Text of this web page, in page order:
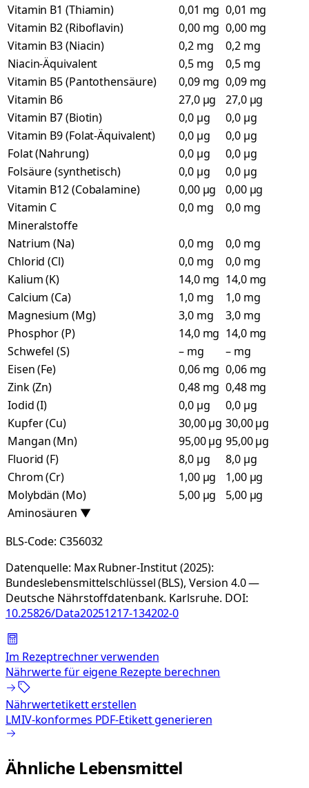
Vitamin B1 (Thiamin)
0,01 mg 0,01 mg
Vitamin B2 (Riboflavin)
0,00 mg 0,00 mg
Vitamin B3 (Niacin)
0,2 mg
0,2 mg
Niacin-Äquivalent
0,5 mg
0,5 mg
Vitamin B5 (Pantothensäure)
0,09 mg 0,09 mg
Vitamin B6
27,0 µg
27,0 µg
Vitamin B7 (Biotin)
0,0 µg
0,0 µg
Vitamin B9 (Folat-Äquivalent)
0,0 µg
0,0 µg
Folat (Nahrung)
0,0 µg
0,0 µg
Folsäure (synthetisch)
0,0 µg
0,0 µg
Vitamin B12 (Cobalamine)
0,00 µg
0,00 µg
Vitamin C
0,0 mg
0,0 mg
Mineralstoffe
Natrium (Na)
0,0 mg
0,0 mg
Chlorid (Cl)
0,0 mg
0,0 mg
Kalium (K)
14,0 mg 14,0 mg
Calcium (Ca)
1,0 mg
1,0 mg
Magnesium (Mg)
3,0 mg
3,0 mg
Phosphor (P)
14,0 mg 14,0 mg
Schwefel (S)
– mg
– mg
Eisen (Fe)
0,06 mg 0,06 mg
Zink (Zn)
0,48 mg 0,48 mg
Iodid (I)
0,0 µg
0,0 µg
Kupfer (Cu)
30,00 µg 30,00 µg
Mangan (Mn)
95,00 µg 95,00 µg
Fluorid (F)
8,0 µg
8,0 µg
Chrom (Cr)
1,00 µg
1,00 µg
Molybdän (Mo)
5,00 µg
5,00 µg
Aminosäuren ▼
BLS-Code: C356032
Datenquelle: Max Rubner-Institut (2025):
Bundeslebensmittelschlüssel (BLS), Version 4.0 —
Deutsche Nährstoffdatenbank. Karlsruhe. DOI:
10.25826/Data20251217-134202-0
Im Rezeptrechner verwenden
Nährwerte für eigene Rezepte berechnen
Nährwertetikett erstellen
LMIV-konformes PDF-Etikett generieren
Ähnliche Lebensmittel